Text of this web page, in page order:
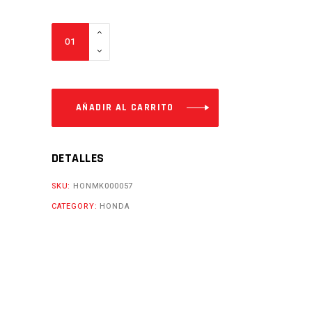
CORONILLA
Cantidad
AÑADIR AL CARRITO
DETALLES
SKU: HONMK000057
CATEGORY: HONDA